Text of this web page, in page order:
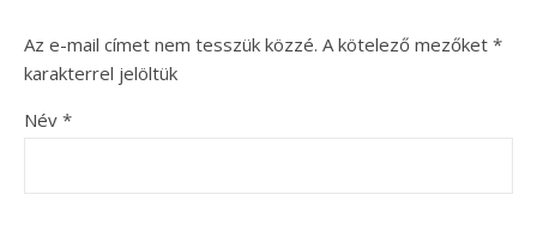
Az e-mail címet nem tesszük közzé. A kötelező mezőket *
karakterrel jelöltük
Név *